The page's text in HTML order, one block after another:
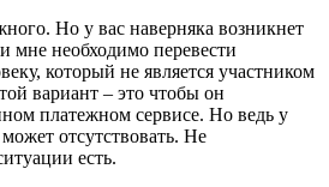
Но у вас наверняка возникнет
мне необходимо перевести
который не является участником
вариант – это чтобы он
платежном сервисе. Но ведь у
отсутствовать. Не
есть.